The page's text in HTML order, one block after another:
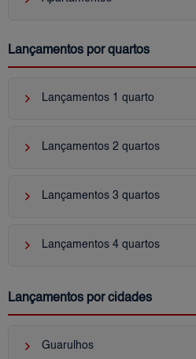
Lançamentos por quartos
keyboard_arrow_right Lançamentos 1 quarto
keyboard_arrow_right Lançamentos 2 quartos
keyboard_arrow_right Lançamentos 3 quartos
keyboard_arrow_right Lançamentos 4 quartos
Lançamentos por cidades
keyboard_arrow_right Guarulhos